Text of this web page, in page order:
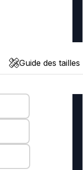
Guide des tailles